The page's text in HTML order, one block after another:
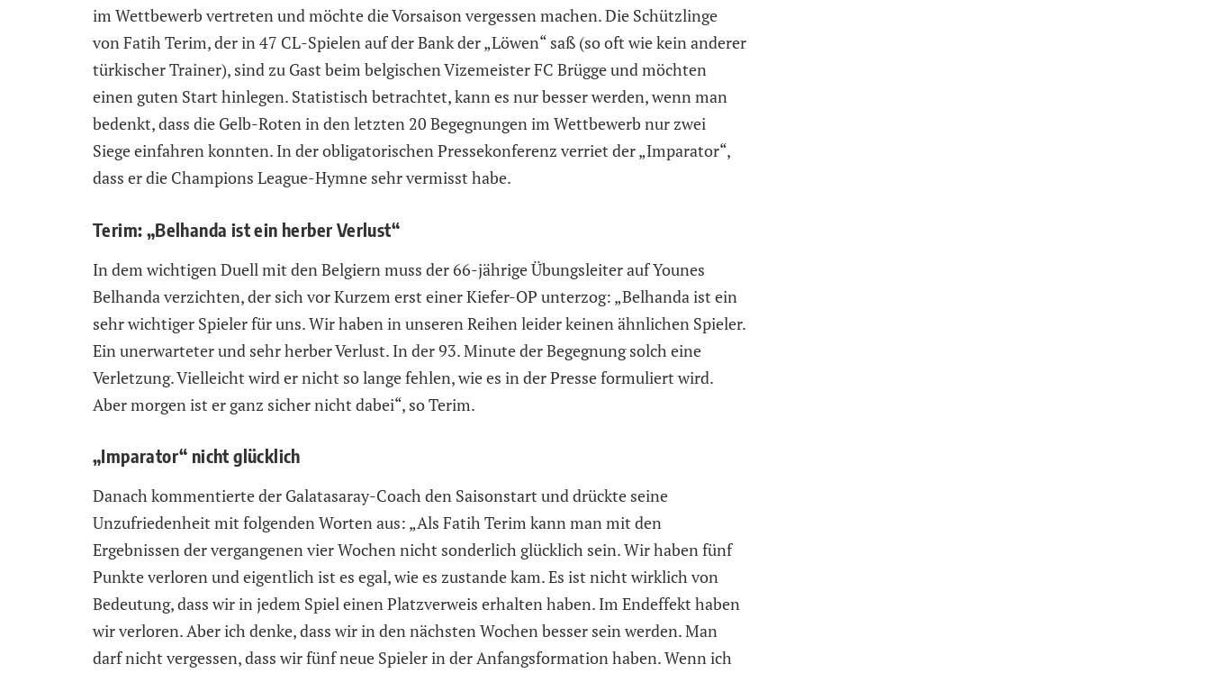
im Wettbewerb vertreten und möchte die Vorsaison vergessen machen. Die Schützlinge
von Fatih Terim, der in 47 CL-Spielen auf der Bank der „Löwen“ saß (so oft wie kein anderer
türkischer Trainer), sind zu Gast beim belgischen Vizemeister FC Brügge und möchten
einen guten Start hinlegen. Statistisch betrachtet, kann es nur besser werden, wenn man
bedenkt, dass die Gelb-Roten in den letzten 20 Begegnungen im Wettbewerb nur zwei
Siege einfahren konnten. In der obligatorischen Pressekonferenz verriet der „Imparator“,
dass er die Champions League-Hymne sehr vermisst habe.
Terim: „Belhanda ist ein herber Verlust“
In dem wichtigen Duell mit den Belgiern muss der 66-jährige Übungsleiter auf Younes
Belhanda verzichten, der sich vor Kurzem erst einer Kiefer-OP unterzog: „Belhanda ist ein
sehr wichtiger Spieler für uns. Wir haben in unseren Reihen leider keinen ähnlichen Spieler.
Ein unerwarteter und sehr herber Verlust. In der 93. Minute der Begegnung solch eine
Verletzung. Vielleicht wird er nicht so lange fehlen, wie es in der Presse formuliert wird.
Aber morgen ist er ganz sicher nicht dabei“, so Terim.
„Imparator“ nicht glücklich
Danach kommentierte der Galatasaray-Coach den Saisonstart und drückte seine
Unzufriedenheit mit folgenden Worten aus: „Als Fatih Terim kann man mit den
Ergebnissen der vergangenen vier Wochen nicht sonderlich glücklich sein. Wir haben fünf
Punkte verloren und eigentlich ist es egal, wie es zustande kam. Es ist nicht wirklich von
Bedeutung, dass wir in jedem Spiel einen Platzverweis erhalten haben. Im Endeffekt haben
wir verloren. Aber ich denke, dass wir in den nächsten Wochen besser sein werden. Man
darf nicht vergessen, dass wir fünf neue Spieler in der Anfangsformation haben. Wenn ich